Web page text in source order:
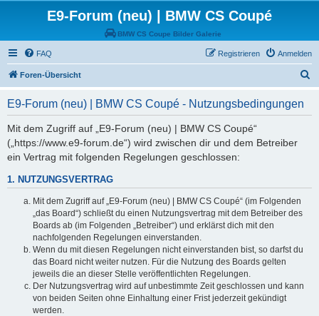
E9-Forum (neu) | BMW CS Coupé
BMW CS Coupe Bilder Galerie
FAQ Anmelden
Registrieren
Foren-Übersicht
E9-Forum (neu) | BMW CS Coupé - Nutzungsbedingungen
Mit dem Zugriff auf „E9-Forum (neu) | BMW CS Coupé“
(„https://www.e9-forum.de“) wird zwischen dir und dem Betreiber
ein Vertrag mit folgenden Regelungen geschlossen:
1. NUTZUNGSVERTRAG
Mit dem Zugriff auf „E9-Forum (neu) | BMW CS Coupé“ (im Folgenden
„das Board“) schließt du einen Nutzungsvertrag mit dem Betreiber des
Boards ab (im Folgenden „Betreiber“) und erklärst dich mit den
nachfolgenden Regelungen einverstanden.
Wenn du mit diesen Regelungen nicht einverstanden bist, so darfst du
das Board nicht weiter nutzen. Für die Nutzung des Boards gelten
jeweils die an dieser Stelle veröffentlichten Regelungen.
Der Nutzungsvertrag wird auf unbestimmte Zeit geschlossen und kann
von beiden Seiten ohne Einhaltung einer Frist jederzeit gekündigt
werden.